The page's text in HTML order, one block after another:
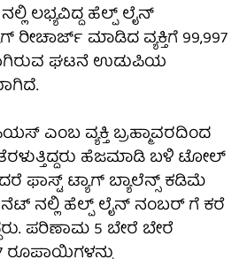
ಲಭ್ಯವಿದ್ದ ಹೆಲ್ಪ್ ಲೈನ್
ರೀಚಾರ್ಜ್ ಮಾಡಿದ ವ್ಯಕ್ತಿಗೆ 99,997
ಘಟನೆ ಉಡುಪಿಯ
ಎಂಬ ವ್ಯಕ್ತಿ ಬ್ರಹ್ಮಾವರದಿಂದ
ಹೆಜಮಾಡಿ ಬಳಿ ಟೋಲ್
ಫಾಸ್ಟ್ ಟ್ಯಾಗ್ ಬ್ಯಾಲೆನ್ಸ್ ಕಡಿಮೆ
ನೆಟ್ ನಲ್ಲಿ ಹೆಲ್ಪ್ ಲೈನ್ ನಂಬರ್ ಗೆ ಕರೆ
ಪರಿಣಾಮ 5 ಬೇರೆ ಬೇರೆ